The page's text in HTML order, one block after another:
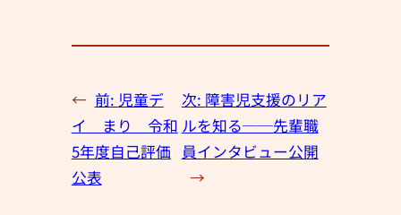
← 前: 児童デ
イ まり 令和
5年度自己評価
公表
次: 障害児支援のリア
ルを知る──先輩職
員インタビュー公開
→